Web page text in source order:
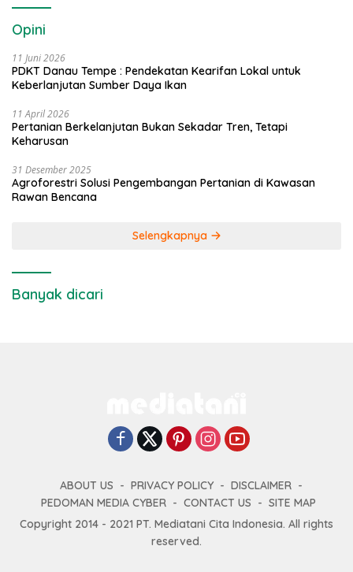
Opini
11 Juni 2026
PDKT Danau Tempe : Pendekatan Kearifan Lokal untuk
Keberlanjutan Sumber Daya Ikan
11 April 2026
Pertanian Berkelanjutan Bukan Sekadar Tren, Tetapi
Keharusan
31 Desember 2025
Agroforestri Solusi Pengembangan Pertanian di Kawasan
Rawan Bencana
Selengkapnya
Banyak dicari
ABOUT US PRIVACY POLICY
DISCLAIMER
PEDOMAN MEDIA CYBER
CONTACT US
SITE MAP
Copyright 2014 - 2021 PT. Mediatani Cita Indonesia. All rights
reserved.